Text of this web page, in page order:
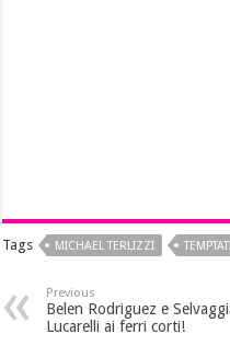
Tags MICHAEL TERLIZZI
Previous
Belen Rodriguez e
Lucarelli ai ferri corti!